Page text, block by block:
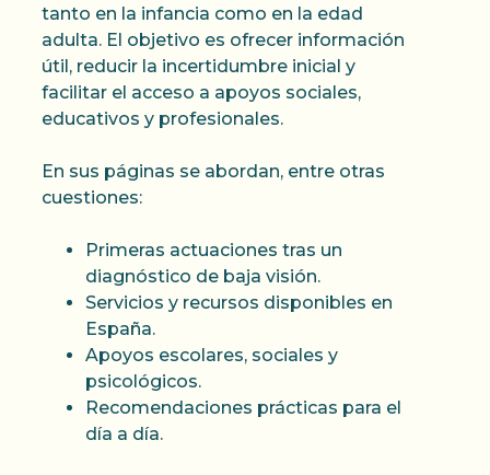
tanto en la infancia como en la edad
adulta. El objetivo es ofrecer información
útil, reducir la incertidumbre inicial y
facilitar el acceso a apoyos sociales,
educativos y profesionales.
En sus páginas se abordan, entre otras
cuestiones:
Primeras actuaciones tras un
diagnóstico de baja visión.
Servicios y recursos disponibles en
España.
Apoyos escolares, sociales y
psicológicos.
Recomendaciones prácticas para el
día a día.